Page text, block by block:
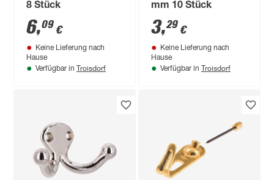
8 Stück
6,09 €
Keine Lieferung nach
Hause
Verfügbar in Troisdorf
mm 10 Stück
3,29 €
Keine Lieferung nach
Hause
Verfügbar in Troisdorf